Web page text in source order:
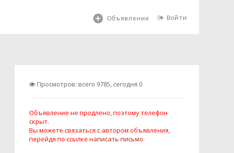
Объявление Войти
Просмотров: всего 9785, сегодня 0
Объявление не продлено, поэтому телефон
скрыт.
Вы можете связаться с автором объявления,
перейдя по ссылке написать письмо.